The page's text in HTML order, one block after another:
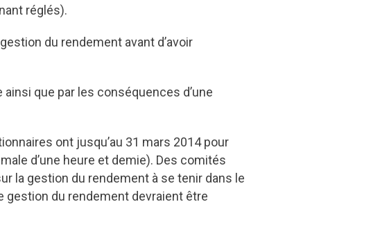
réglés).
du rendement avant d’avoir
que par les conséquences d’une
ont jusqu’au 31 mars 2014 pour
d’une heure et demie). Des comités
la gestion du rendement à se tenir dans le
gestion du rendement devraient être